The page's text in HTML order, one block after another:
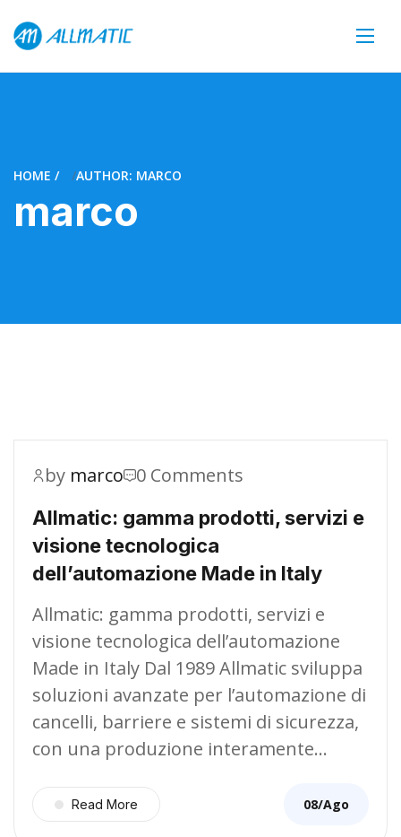
HOME AUTHOR: MARCO
marco
by marco 0 Comments
Allmatic: gamma prodotti, servizi e
visione tecnologica
dell’automazione Made in Italy
Allmatic: gamma prodotti, servizi e
visione tecnologica dell’automazione
Made in Italy Dal 1989 Allmatic sviluppa
soluzioni avanzate per l’automazione di
cancelli, barriere e sistemi di sicurezza,
con una produzione interamente…
Read More 08/Ago